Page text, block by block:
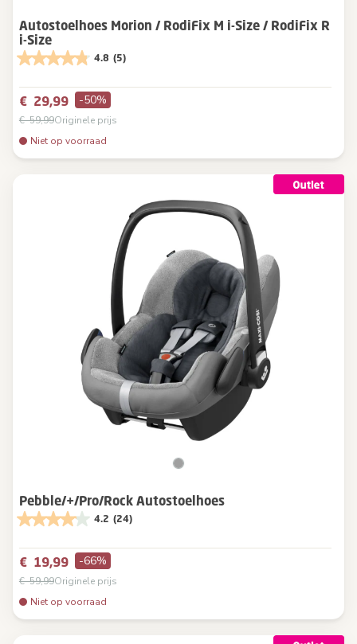
Autostoelhoes Morion / RodiFix M i-Size / RodiFix R
i-Size
4.8 (5)
€ 29,99 -50%
€ 59,99Originele prijs
Niet op voorraad
Pebble/+/Pro/Rock Autostoelhoes
4.2 (24)
€ 19,99 -66%
€ 59,99Originele prijs
Niet op voorraad